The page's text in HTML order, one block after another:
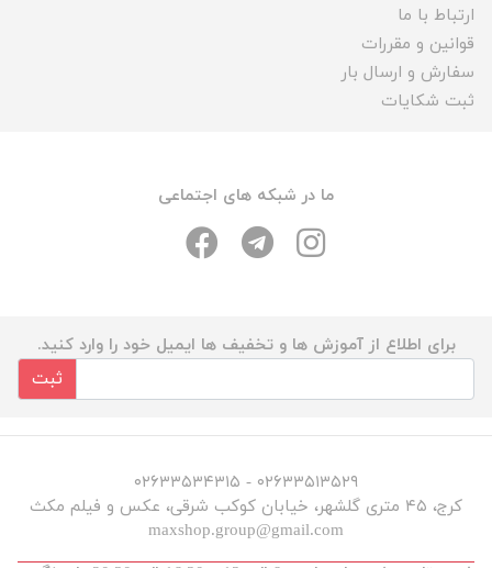
ارتباط با ما
قوانین و مقررات
سفارش و ارسال بار
ثبت شکایات
ما در شبکه های اجتماعی
برای اطلاع از آموزش ها و تخفیف ها ایمیل خود را وارد کنید.
ثبت
۰۲۶۳۳۵۱۳۵۲۹ - ۰۲۶۳۳۵۳۴۳۱۵
کرج، ۴۵ متری گلشهر، خیابان کوکب شرقی، عکس و فیلم مکث
maxshop.group@gmail.com